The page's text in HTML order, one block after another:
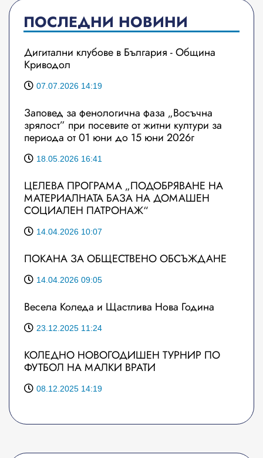
ПОСЛЕДНИ НОВИНИ
Дигитални клубове в България - Община
Криводол
07.07.2026 14:19
Заповед за фенологична фаза „Восъчна
зрялост” при посевите от житни култури за
периода от 01 юни до 15 юни 2026г
18.05.2026 16:41
ЦЕЛЕВА ПРОГРАМА „ПОДОБРЯВАНЕ НА
МАТЕРИАЛНАТА БАЗА НА ДОМАШЕН
СОЦИАЛЕН ПАТРОНАЖ“
14.04.2026 10:07
ПОКАНА ЗА ОБЩЕСТВЕНО ОБСЪЖДАНЕ
14.04.2026 09:05
Весела Коледа и Щастлива Нова Година
23.12.2025 11:24
КОЛЕДНО НОВОГОДИШЕН ТУРНИР ПО
ФУТБОЛ НА МАЛКИ ВРАТИ
08.12.2025 14:19